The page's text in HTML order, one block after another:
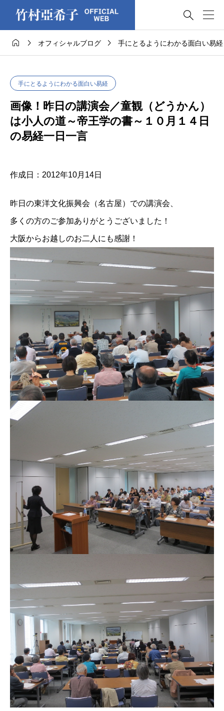

  オフィシャルブログ  手にとるようにわかる面白い易経
手にとるようにわかる面白い易経
画像！昨日の講演会／童観（どうかん）
は小人の道～帝王学の書～１０月１４日
の易経一日一言
作成日：2012年10月14日
昨日の東洋文化振興会（名古屋）での講演会、
多くの方のご参加ありがとうございました！
大阪からお越しのお二人にも感謝！